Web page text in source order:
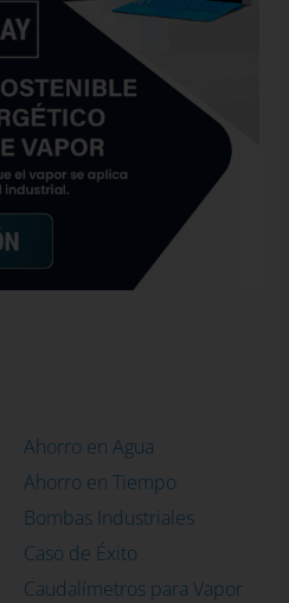
Ahorro en Agua
Ahorro en Tiempo
Bombas Industriales
Caso de Éxito
Caudalímetros para Vapor